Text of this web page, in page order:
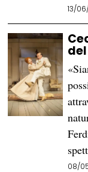
13/
08/